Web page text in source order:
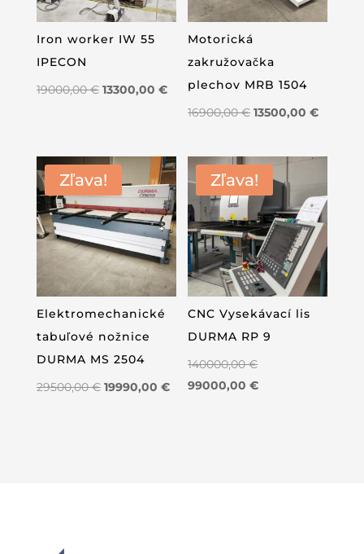
Iron worker IW 55
IPECON
19000,00€ Pôvodná
13300,00 €Aktuálna
cena
Motorická
zakružovačka
plechov MRB 1504
16900,00€ Pôvodná
bola:
16900,00 €.
13500,00€
je:
Zľava!
Elektromechanické
tabuľové nožnice
DURMA MS 2504
29500,00€ Pôvodná
19990,00 €Aktuálna
Zľava!
CNC Vysekávací lis
DURMA RP 9
140000,00€Pôvodná
cena
99000,00€Aktuálna